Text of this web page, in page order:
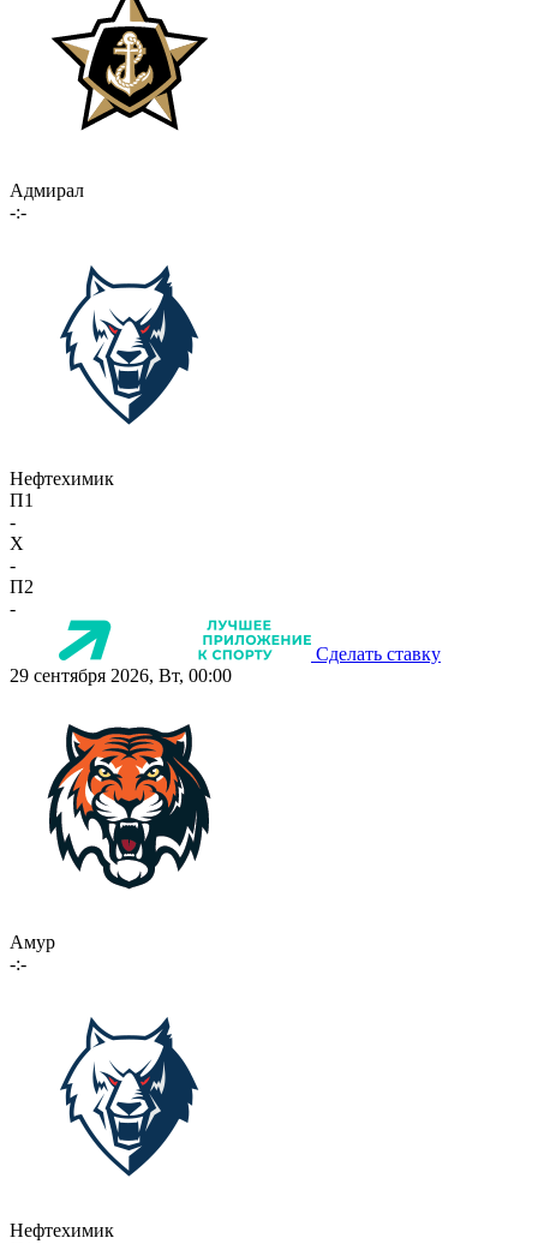
Адмирал
-:-
Нефтехимик
П1
-
X
-
П2
-
Сделать ставку
29 сентября 2026, Вт, 00:00
Амур
-:-
Нефтехимик